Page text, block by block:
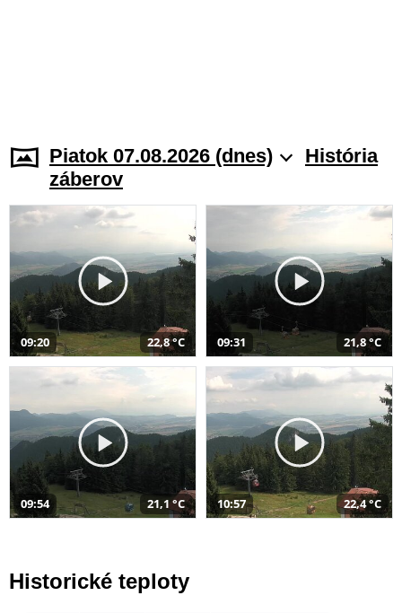
Piatok 07.08.2026 (dnes)
História
záberov
09:20 22,8 °C 09:31 21,8 °C
09:54 21,1 °C 10:57 22,4 °C
Historické teploty